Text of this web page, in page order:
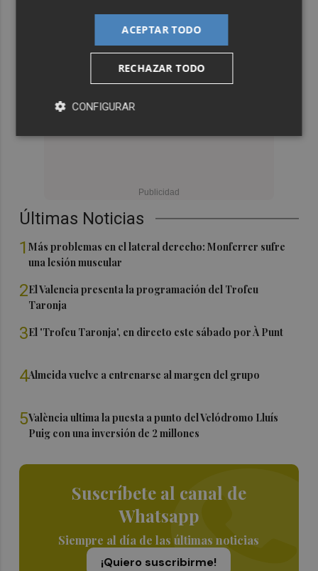
Últimas Noticias
1Más problemas en el lateral derecho: Monferrer sufre
una lesión muscular
2El Valencia presenta la programación del Trofeu
Taronja
3El 'Trofeu Taronja', en directo este sábado por À Punt
4Almeida vuelve a entrenarse al margen del grupo
5València ultima la puesta a punto del Velódromo Lluís
Puig con una inversión de 2 millones
Suscríbete al canal de
Whatsapp
Siempre al día de las últimas noticias
¡Quiero suscribirme!
ACEPTAR TODO
RECHAZAR TODO
CONFIGURAR